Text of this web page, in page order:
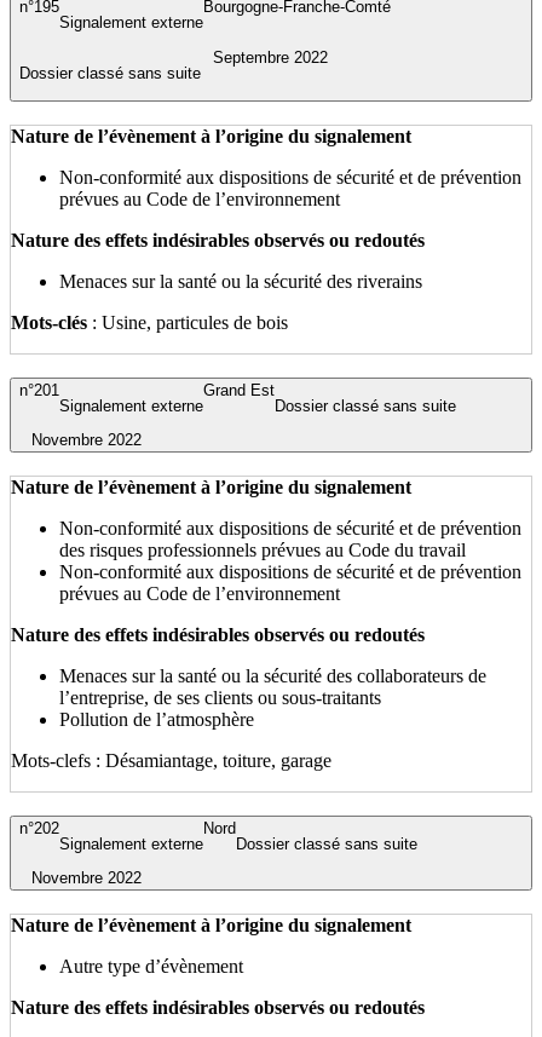
Septembre 2022
Dossier classé sans suite
Bourgogne-Franche-Comté
Signalement externe
n°195
Nature de l’évènement à l’origine du signalement
Non-conformité aux dispositions de sécurité et de prévention
prévues au Code de l’environnement
Nature des effets indésirables observés ou redoutés
Menaces sur la santé ou la sécurité des riverains
Mots-clés : Usine, particules de bois
Novembre 2022
Dossier classé sans suite
Grand Est
Signalement externe
n°201
Nature de l’évènement à l’origine du signalement
Non-conformité aux dispositions de sécurité et de prévention
des risques professionnels prévues au Code du travail
Non-conformité aux dispositions de sécurité et de prévention
prévues au Code de l’environnement
Nature des effets indésirables observés ou redoutés
Menaces sur la santé ou la sécurité des collaborateurs de
l’entreprise, de ses clients ou sous-traitants
Pollution de l’atmosphère
Mots-clefs : Désamiantage, toiture, garage
Novembre 2022
Dossier classé sans suite
Nord
Signalement externe
n°202
Nature de l’évènement à l’origine du signalement
Autre type d’évènement
Nature des effets indésirables observés ou redoutés